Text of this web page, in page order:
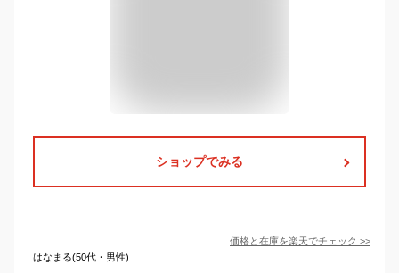
ショップでみる
価格と在庫を楽天でチェック >>
はなまる(50代・男性)